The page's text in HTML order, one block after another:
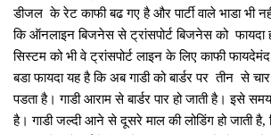
डीजल के रेट काफी बढ गए है और पार्टी वाले भाडा भी
कि ऑनलाइन बिजनेस से ट्रांसपोर्ट बिजनेस को फायदा
सिस्‍टम को भी वे ट्रांसपोर्ट लाइन के लिए काफी
बडा फायदा यह है कि अब गाडी को बार्डर पर तीन से
पडता है। गाडी आराम से बार्डर पार हो जाती है। इसे
है। गाडी जल्‍दी आने से दूसरे माल की लोडिंग हो जाती है,